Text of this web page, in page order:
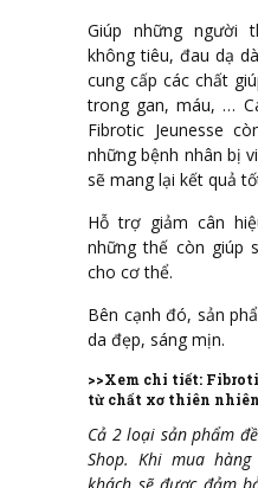
Giúp những người
không tiêu, đau dạ
cung cấp các chất
trong gan, máu, …
Fibrotic Jeunesse
những bệnh nhân bị
sẽ mang lại kết quả
Hỗ trợ giảm cân
những thế còn giúp
cho cơ thể.
Bên cạnh đó, sản
da đẹp, sáng mịn.
>>Xem chi tiết:
từ chất xơ thiên
Cả 2 loại sản phẩm
Shop. Khi mua